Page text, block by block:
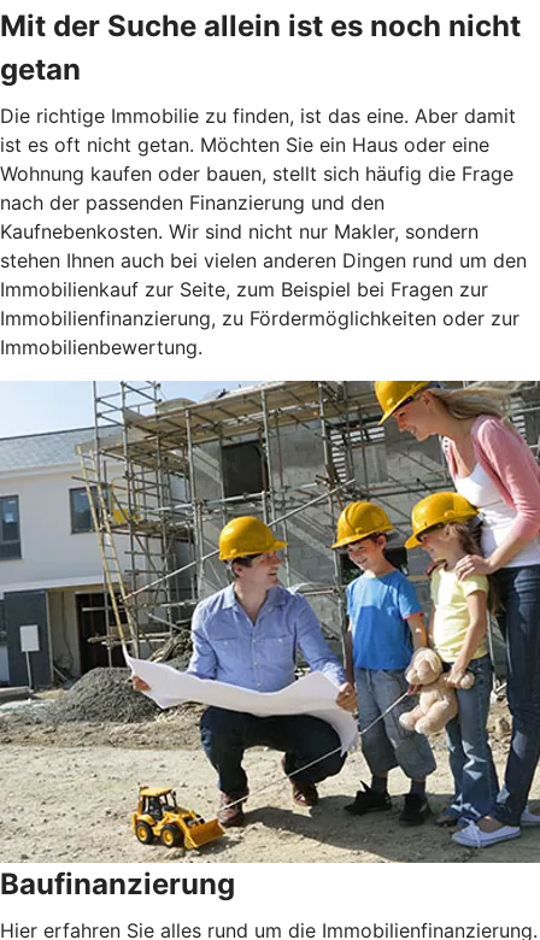
Mit der Suche allein ist es noch nicht
getan
Die richtige Immobilie zu finden, ist das eine. Aber damit
ist es oft nicht getan. Möchten Sie ein Haus oder eine
Wohnung kaufen oder bauen, stellt sich häufig die Frage
nach der passenden Finanzierung und den
Kaufnebenkosten. Wir sind nicht nur Makler, sondern
stehen Ihnen auch bei vielen anderen Dingen rund um den
Immobilienkauf zur Seite, zum Beispiel bei Fragen zur
Immobilienfinanzierung, zu Fördermöglichkeiten oder zur
Immobilienbewertung.
Baufinanzierung
Hier erfahren Sie alles rund um die Immobilienfinanzierung.